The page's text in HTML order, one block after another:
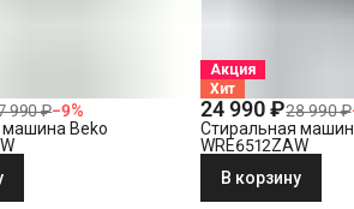
990 ₽−9%
Beko
Акция
Хит
24 990 ₽28 990 ₽
Стиральная
WRE6512ZAW
В корзину